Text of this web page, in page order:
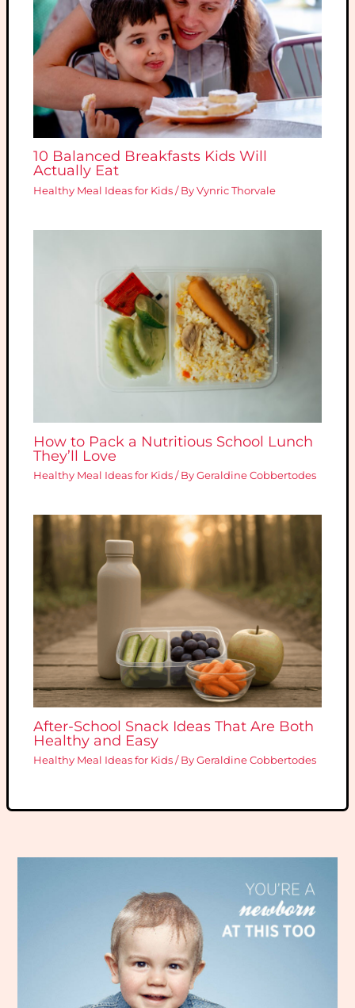
10 Balanced Breakfasts Kids Will
Actually Eat
Healthy Meal Ideas for Kids / ByVynric Thorvale
How to Pack a Nutritious School Lunch
They’ll Love
Healthy Meal Ideas for Kids / ByGeraldine Cobbertodes
After-School Snack Ideas That Are Both
Healthy and Easy
Healthy Meal Ideas for Kids / ByGeraldine Cobbertodes